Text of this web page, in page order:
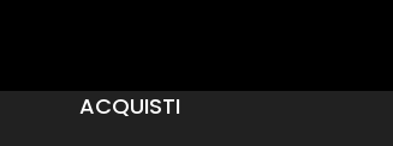
ACQUISTI